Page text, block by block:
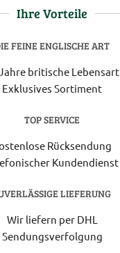
Ihre Vorteile
FEINE ENGLISCHE ART
britische Lebensart
Exklusives Sortiment
TOP SERVICE
Rücksendung
Kundendienst
LIEFERUNG
Wir liefern per DHL
Sendungsverfolgung